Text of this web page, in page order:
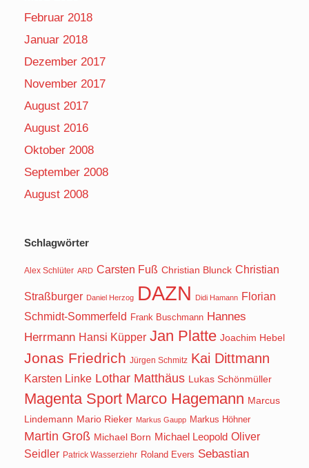
Februar 2018
Januar 2018
Dezember 2017
November 2017
August 2017
August 2016
Oktober 2008
September 2008
August 2008
Schlagwörter
Alex Schlüter ARD Carsten Fuß Christian Blunck Christian
Straßburger Daniel Herzog DAZN Didi Hamann Florian
Schmidt-Sommerfeld Frank Buschmann Hannes
Herrmann Hansi Küpper Jan Platte Joachim Hebel
Jonas Friedrich Jürgen Schmitz Kai Dittmann
Karsten Linke Lothar Matthäus Lukas Schönmüller
Magenta Sport Marco Hagemann Marcus
Lindemann Mario Rieker Markus Gaupp Markus Höhner
Martin Groß Michael Born Michael Leopold Oliver
Seidler Patrick Wasserziehr Roland Evers Sebastian